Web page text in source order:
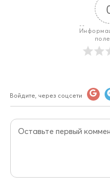
Войдите, через соцсети